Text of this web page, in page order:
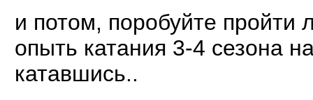
и потом, поробуйте
опыть катания 3-4 сезона
катавшись..